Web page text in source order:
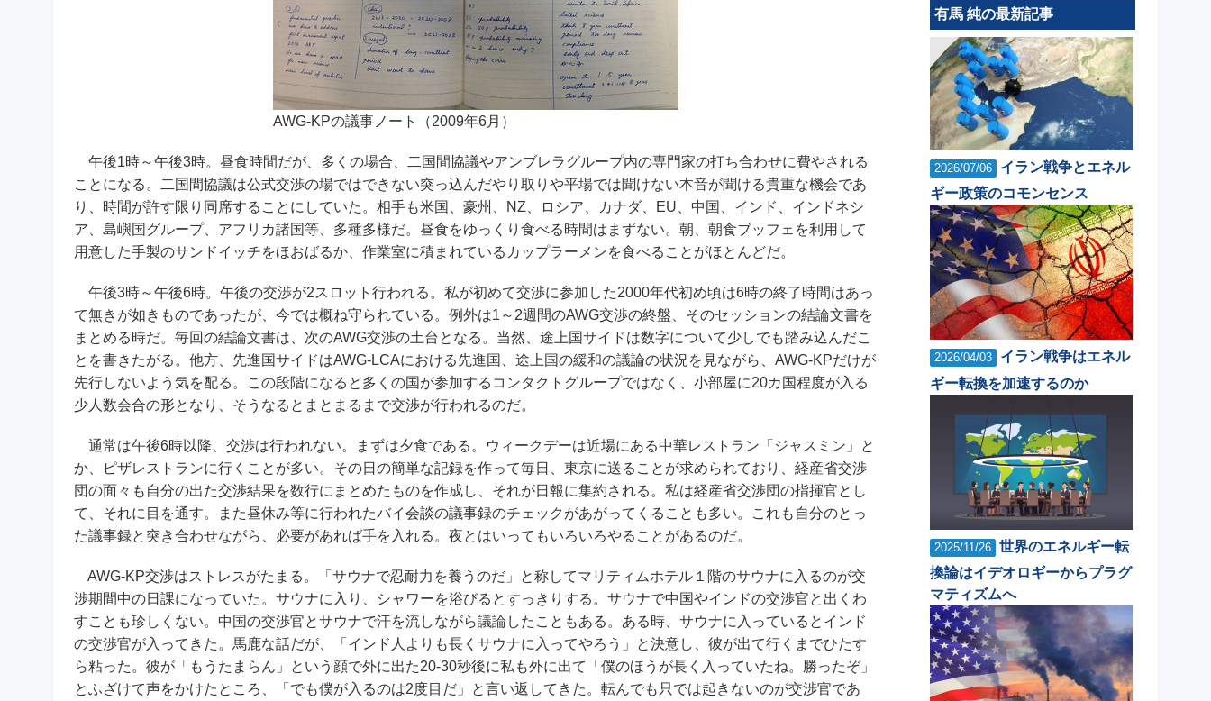
AWG-KPの議事ノート（2009年6月）
午後1時～午後3時。昼食時間だが、多くの場合、二国間協議やアンブレラグループ内の専門家の打ち合わせに費やされる
ことになる。二国間協議は公式交渉の場ではできない突っ込んだやり取りや平場では聞けない本音が聞ける貴重な機会であ
り、時間が許す限り同席することにしていた。相手も米国、豪州、NZ、ロシア、カナダ、EU、中国、インド、インドネシ
ア、島嶼国グループ、アフリカ諸国等、多種多様だ。昼食をゆっくり食べる時間はまずない。朝、朝食ブッフェを利用して
用意した手製のサンドイッチをほおばるか、作業室に積まれているカップラーメンを食べることがほとんどだ。
午後3時～午後6時。午後の交渉が2スロット行われる。私が初めて交渉に参加した2000年代初め頃は6時の終了時間はあっ
て無きが如きものであったが、今では概ね守られている。例外は1～2週間のAWG交渉の終盤、そのセッションの結論文書を
まとめる時だ。毎回の結論文書は、次のAWG交渉の土台となる。当然、途上国サイドは数字について少しでも踏み込んだこ
とを書きたがる。他方、先進国サイドはAWG-LCAにおける先進国、途上国の緩和の議論の状況を見ながら、AWG-KPだけが
先行しないよう気を配る。この段階になると多くの国が参加するコンタクトグループではなく、小部屋に20カ国程度が入る
少人数会合の形となり、そうなるとまとまるまで交渉が行われるのだ。
通常は午後6時以降、交渉は行われない。まずは夕食である。ウィークデーは近場にある中華レストラン「ジャスミン」と
か、ピザレストランに行くことが多い。その日の簡単な記録を作って毎日、東京に送ることが求められており、経産省交渉
団の面々も自分の出た交渉結果を数行にまとめたものを作成し、それが日報に集約される。私は経産省交渉団の指揮官とし
て、それに目を通す。また昼休み等に行われたバイ会談の議事録のチェックがあがってくることも多い。これも自分のとっ
た議事録と突き合わせながら、必要があれば手を入れる。夜とはいってもいろいろやることがあるのだ。
AWG-KP交渉はストレスがたまる。「サウナで忍耐力を養うのだ」と称してマリティムホテル１階のサウナに入るのが交
渉期間中の日課になっていた。サウナに入り、シャワーを浴びるとすっきりする。サウナで中国やインドの交渉官と出くわ
すことも珍しくない。中国の交渉官とサウナで汗を流しながら議論したこともある。ある時、サウナに入っているとインド
の交渉官が入ってきた。馬鹿な話だが、「インド人よりも長くサウナに入ってやろう」と決意し、彼が出て行くまでひたす
ら粘った。彼が「もうたまらん」という顔で外に出た20-30秒後に私も外に出て「僕のほうが長く入っていたね。勝ったぞ」
とふざけて声をかけたところ、「でも僕が入るのは2度目だ」と言い返してきた。転んでも只では起きないのが交渉官であ
有馬 純の最新記事
2026/07/06
イラン戦争とエネル
ギー政策のコモンセンス
2026/04/03
イラン戦争はエネル
ギー転換を加速するのか
2025/11/26 世界のエネルギー転
換論はイデオロギーからプラグ
マティズムへ